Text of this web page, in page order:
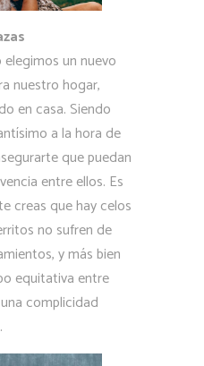
un nuevo
nuestro hogar,
en casa. Siendo
a la hora de
que puedan
entre ellos. Es
creas que hay celos
no sufren de
y más bien
equitativa entre
complicidad